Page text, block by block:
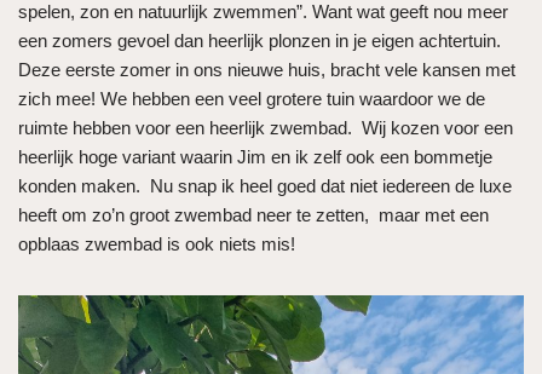
spelen, zon en natuurlijk zwemmen”. Want wat geeft nou meer
een zomers gevoel dan heerlijk plonzen in je eigen achtertuin.
Deze eerste zomer in ons nieuwe huis, bracht vele kansen met
zich mee! We hebben een veel grotere tuin waardoor we de
ruimte hebben voor een heerlijk zwembad. Wij kozen voor een
heerlijk hoge variant waarin Jim en ik zelf ook een bommetje
konden maken. Nu snap ik heel goed dat niet iedereen de luxe
heeft om zo’n groot zwembad neer te zetten, maar met een
opblaas zwembad is ook niets mis!